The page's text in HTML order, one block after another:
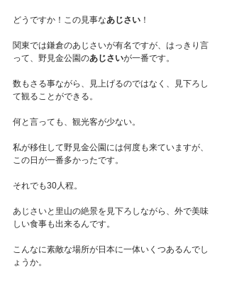
どうですか！この見事なあじさい ！
関東では鎌倉のあじさいが有名ですが、はっきり言
って、野見金公園のあじさいが一番です。
数もさる事ながら、見上げるのではなく、見下ろし
て観ることができる。
何と言っても、観光客が少ない。
私が移住して野見金公園には何度も来ていますが、
この日が一番多かったです。
それでも30人程。
あじさいと里山の絶景を見下ろしながら、外で美味
しい食事も出来るんです。
こんなに素敵な場所が日本に一体いくつあるんでし
ょうか。